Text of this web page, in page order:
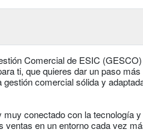
Comercial de ESIC
ti, que quieres dar un paso
comercial sólida y
conectado con la tecnología
en un entorno cada vez